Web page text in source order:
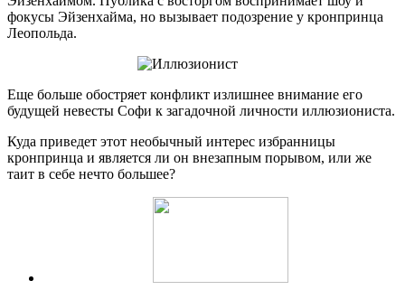
фокусы Эйзенхайма, но вызывает подозрение у кронпринца
Леопольда.
Еще больше обостряет конфликт излишнее внимание его
будущей невесты Софи к загадочной личности иллюзиониста.
Куда приведет этот необычный интерес избранницы
кронпринца и является ли он внезапным порывом, или же
таит в себе нечто большее?